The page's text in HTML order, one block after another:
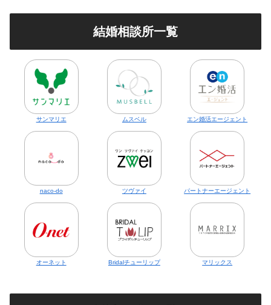
結婚相談所一覧
サンマリエ ムスベル エン婚活エージェント
naco-do ツヴァイ パートナーエージェント
オーネット Bridalチューリップ マリックス